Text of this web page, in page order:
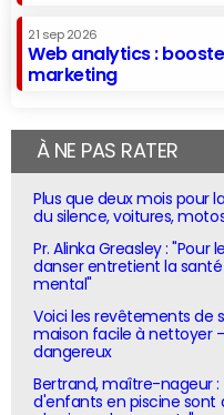
21 sep 2026
Web analytics :
marketing
À NE PAS RATER
Plus que deux mois pour
du silence, voitures,
Pr. Alinka Greasley :
danser entretient la
mental"
Voici les revêtements de
maison facile à nettoyer
dangereux
Bertrand, maître-nageur :
d'enfants en piscine sont